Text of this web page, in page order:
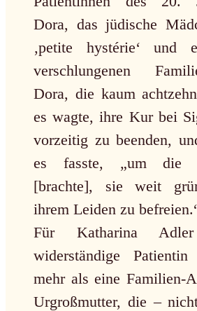
Dora, das jüdische
‚petite hystérie‘ und
verschlungenen
Dora, die kaum
es wagte, ihre Kur bei
vorzeitig zu beenden,
es fasste, „um die
[brachte], sie weit
ihrem Leiden zu
Für Katharina
widerständige
mehr als eine Familien-
Urgroßmutter, die –